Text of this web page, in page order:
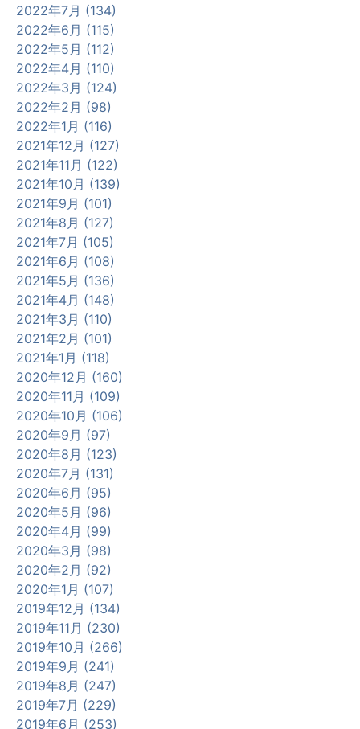
2022年7月 (134)
2022年6月 (115)
2022年5月 (112)
2022年4月 (110)
2022年3月 (124)
2022年2月 (98)
2022年1月 (116)
2021年12月 (127)
2021年11月 (122)
2021年10月 (139)
2021年9月 (101)
2021年8月 (127)
2021年7月 (105)
2021年6月 (108)
2021年5月 (136)
2021年4月 (148)
2021年3月 (110)
2021年2月 (101)
2021年1月 (118)
2020年12月 (160)
2020年11月 (109)
2020年10月 (106)
2020年9月 (97)
2020年8月 (123)
2020年7月 (131)
2020年6月 (95)
2020年5月 (96)
2020年4月 (99)
2020年3月 (98)
2020年2月 (92)
2020年1月 (107)
2019年12月 (134)
2019年11月 (230)
2019年10月 (266)
2019年9月 (241)
2019年8月 (247)
2019年7月 (229)
2019年6月 (253)